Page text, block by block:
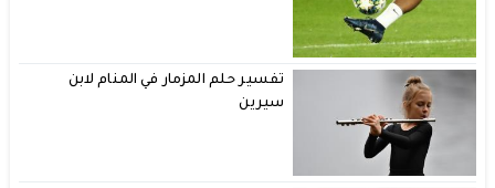
تفسير حلم المزمار في المنام لابن
سيرين